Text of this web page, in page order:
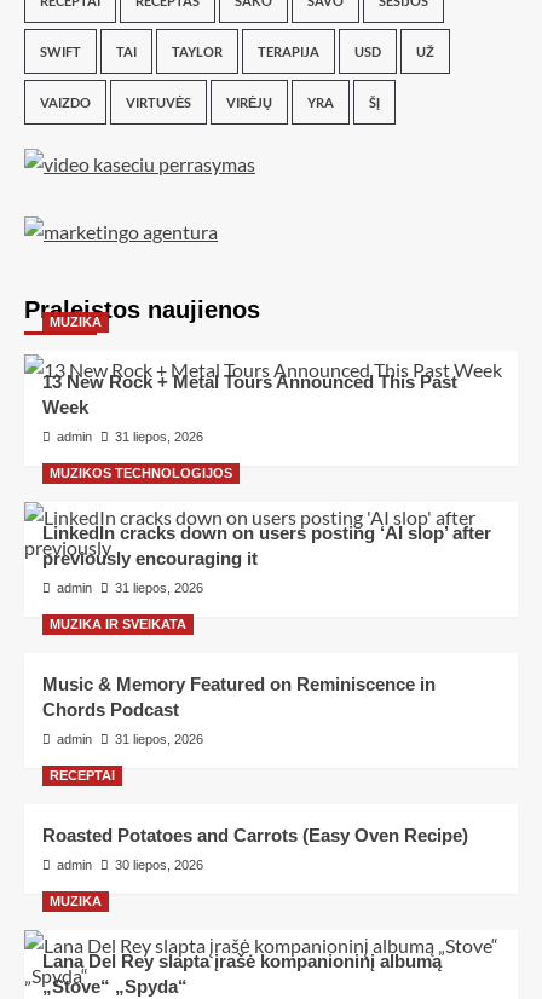
SWIFT TAI TAYLOR TERAPIJA USD UŽ
VAIZDO VIRTUVĖS VIRĖJŲ YRA ŠĮ
Praleistos naujienos
MUZIKA
13 New Rock + Metal Tours Announced This Past
Week
admin 31 liepos, 2026
MUZIKOS TECHNOLOGIJOS
LinkedIn cracks down on users posting ‘AI slop’ after
previously encouraging it
admin 31 liepos, 2026
MUZIKA IR SVEIKATA
Music & Memory Featured on Reminiscence in
Chords Podcast
admin 31 liepos, 2026
RECEPTAI
Roasted Potatoes and Carrots (Easy Oven Recipe)
admin 30 liepos, 2026
MUZIKA
Lana Del Rey slapta įrašė kompanioninį albumą
„Stove“ „Spyda“